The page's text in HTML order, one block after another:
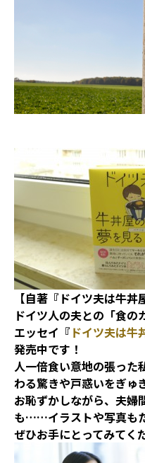
【自著『ドイツ夫は牛丼
ドイツ人の夫との「食の
エッセイ『 ドイツ夫は牛
発売中です！
人一倍食い意地の張った
わる驚きや戸惑いをぎゅ
お恥ずかしながら、夫婦
も……イラストや写真も
ぜひお手にとってみてく